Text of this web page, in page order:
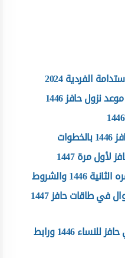
الفردية 2024
نزول حافز 1446
مرة 1447
والشروط
كيفية تغيير رقم الهاتف الجوال في طاقات حافز 1447
خطوات وشروط التسجيل في حافز للنساء 1446 ورابط